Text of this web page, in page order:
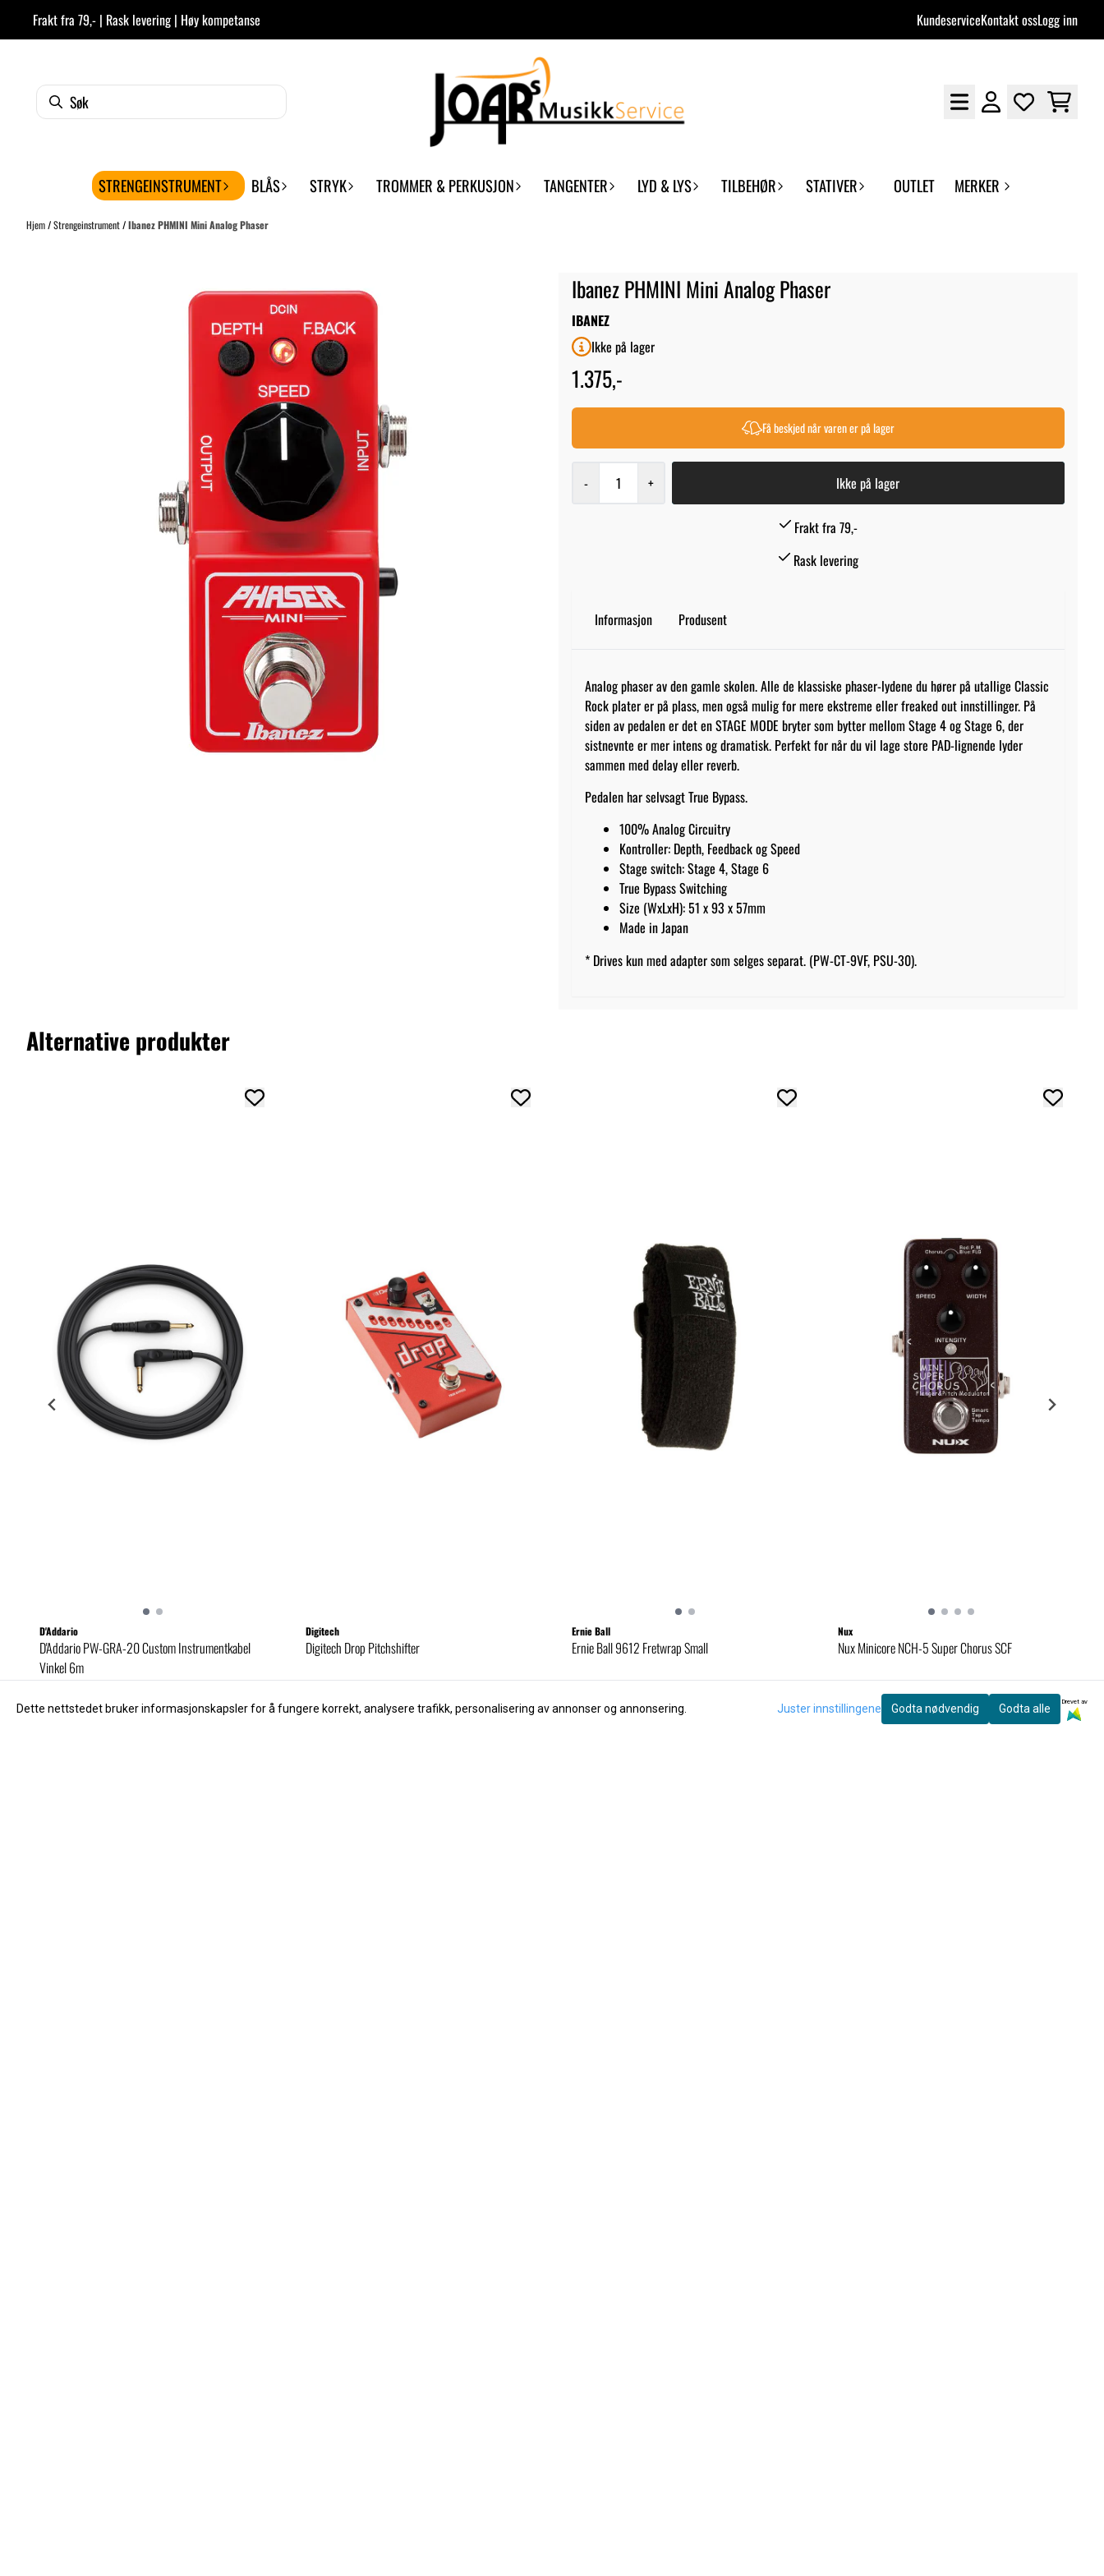
Hopp til innhold
Frakt fra 79,- | Rask levering | Høy kompetanse KundeserviceKontakt ossLogg inn
STRENGEINSTRUMENT BLÅS STRYK TROMMER & PERKUSJON TANGENTER LYD & LYS TILBEHØR STATIVER OUTLET MERKER
Hjem/Strengeinstrument/Ibanez PHMINI Mini Analog Phaser
Ibanez PHMINI Mini Analog Phaser
IBANEZ
Ikke på lager
1.375,-
Få beskjed når varen er på lager
- + Ikke på lager
Frakt fra 79,-
Rask levering
Informasjon Produsent
Analog phaser av den gamle skolen. Alle de klassiske phaser-lydene du hører på utallige Classic
Rock plater er på plass, men også mulig for mere ekstreme eller freaked out innstillinger. På
siden av pedalen er det en STAGE MODE bryter som bytter mellom Stage 4 og Stage 6, der
sistnevnte er mer intens og dramatisk. Perfekt for når du vil lage store PAD-lignende lyder
sammen med delay eller reverb.
Pedalen har selvsagt True Bypass.
100% Analog Circuitry
Kontroller: Depth, Feedback og Speed
Stage switch: Stage 4, Stage 6
True Bypass Switching
Size (WxLxH): 51 x 93 x 57mm
Made in Japan
* Drives kun med adapter som selges separat. (PW-CT-9VF, PSU-30).
Alternative produkter
D'Addario
D'Addario PW-GRA-20 Custom Instrumentkabel
Vinkel 6m
425,-
Kjøp
Digitech
Digitech Drop Pitchshifter
1.995,-
Kjøp
Ernie Ball
Ernie Ball 9612 Fretwrap Small
255,-
Kjøp
Nux
Nux Minicore NCH-5 Super Chorus SCF
895,-
Kjøp
Dette nettstedet bruker informasjonskapsler for å fungere korrekt, analysere trafikk, personalisering av annonser og annonsering. Juster innstillingene Godta nødvendig Godta alle
Drevet av